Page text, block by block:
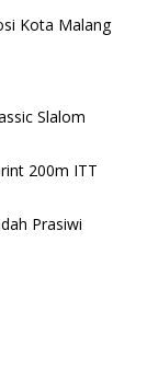
Kota Malang
Slalom
200m ITT
Prasiwi